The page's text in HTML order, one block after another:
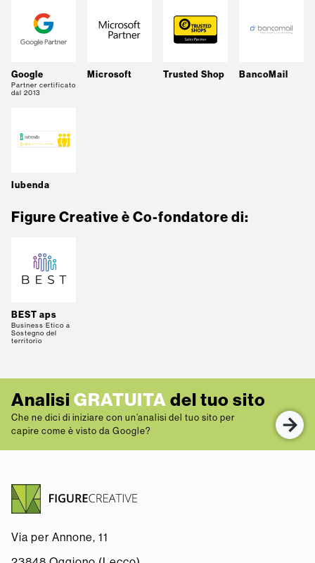
Google
Partner certificato
dal 2013
Microsoft Trusted Shop BancoMail
Iubenda
Figure Creative è Co-fondatore di:
BEST aps
Business Etico a
Sostegno del
territorio
Analisi GRATUITAdel tuo sito
Che ne dici di iniziare con un’analisi del tuo sito per
capire come è visto da Google?
Via per Annone, 11